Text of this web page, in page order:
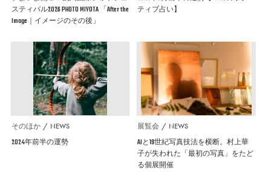
スティバル2026 PHOTO MIYOTA 「After the
Image｜イメージのその後」
ティブ占い】
そのほか NEWS
2024年前半の運勢
展覧会 NEWS
AIと19世紀写真技法を横断。村上華
子が失われた「最初の写真」をたど
る個展開催